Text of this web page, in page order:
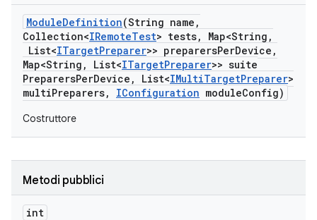
ModuleDefinition(String name ,
Collection<IRemoteTest> tests, Map<String ,
List<ITargetPreparer>> preparersPerDevice ,
Map<String , List<ITargetPreparer>> suite
PreparersPerDevice , List<IMultiTargetPreparer>
multiPreparers, IConfiguration moduleConfig)
Costruttore
Metodi pubblici
int